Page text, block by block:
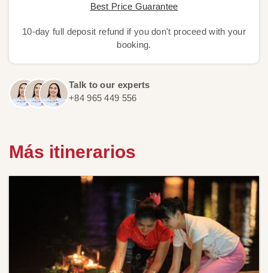
Best Price Guarantee
10-day full deposit refund if you don't proceed with your
booking.
Talk to our experts
+84 965 449 556
Más itinerarios